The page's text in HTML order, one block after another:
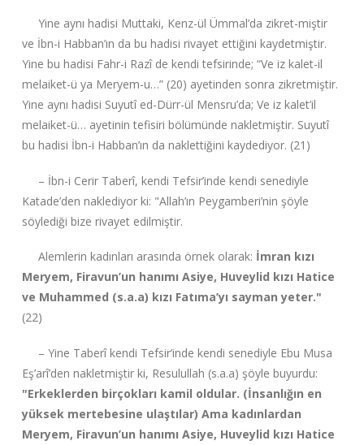
Yine aynı hadisi Muttaki, Kenz-ül Ümmal’da zikret-miştir
ve İbn-i Habban’ın da bu hadisi rivayet ettiğini kaydetmiştir.
Yine bu hadisi Fahr-i Razî de kendi tefsirinde; “Ve iz kalet-il
melaiket-ü ya Meryem-u…” (20) ayetinden sonra zikretmiştir.
Yine aynı hadisi Suyutî ed-Dürr-ül Mensru’da; Ve iz kalet’il
melaiket-ü… ayetinin tefisiri bölümünde nakletmiştir. Suyutî
bu hadisi İbn-i Habban’ın da naklettiğini kaydediyor. (21)
– İbn-i Cerir Taberî, kendi Tefsir’inde kendi senediyle
Katade’den naklediyor ki: "Allah’ın Peygamberi’nin şöyle
söylediği bize rivayet edilmiştir.
Alemlerin kadınları arasında örnek olarak: İmran kızı
Meryem, Firavun’un hanımı Asiye, Huveylid kızı Hatice
ve Muhammed (s.a.a) kızı Fatıma’yı sayman yeter."
(22)
– Yine Taberî kendi Tefsir’inde kendi senediyle Ebu Musa
Eş’arî’den nakletmiştir ki, Resulullah (s.a.a) şöyle buyurdu:
"Erkeklerden birçokları kamil oldular. (İnsanlığın en
yüksek mertebesine ulaştılar) Ama kadınlardan
Meryem, Firavun’un hanımı Asiye, Huveylid kızı Hatice